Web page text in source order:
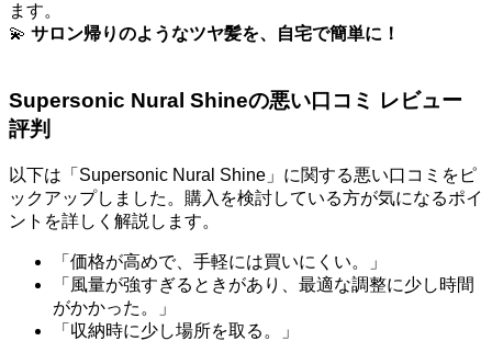
ます。
💫 サロン帰りのようなツヤ髪を、自宅で簡単に！
Supersonic Nural Shineの悪い口コミ レビュー
評判
以下は「Supersonic Nural Shine」に関する悪い口コミをピ
ックアップしました。購入を検討している方が気になるポイ
ントを詳しく解説します。
「価格が高めで、手軽には買いにくい。」
「風量が強すぎるときがあり、最適な調整に少し時間
がかかった。」
「収納時に少し場所を取る。」